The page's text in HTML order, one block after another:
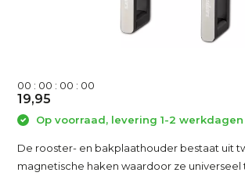
00 : 00 : 00 : 00
19,95
Op voorraad, levering 1-2 werkdagen
De rooster- en bakplaathouder bestaat uit
magnetische haken waardoor ze universeel